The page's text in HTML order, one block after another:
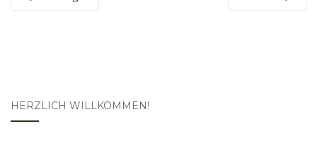
HERZLICH WILLKOMMEN!